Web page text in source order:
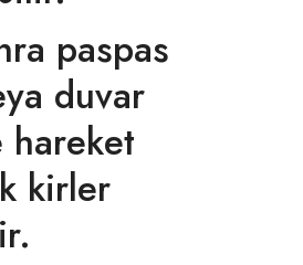
paspas
duvar
hareket
kirler